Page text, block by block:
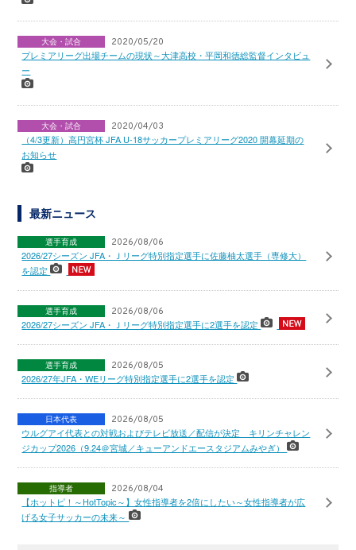
大会・試合 2020/05/20
プレミアリーグ出場チームの現状～大津高校・平岡和徳総監督インタビュ
ー
大会・試合 2020/04/03
（4/3更新）高円宮杯 JFA U-18サッカープレミアリーグ2020 開幕延期の
お知らせ
最新ニュース
選手育成 2026/08/06
2026/27シーズン JFA・Ｊリーグ特別指定選手に佐藤柚太選手（専修大）
を認定
選手育成 2026/08/06
2026/27シーズン JFA・Ｊリーグ特別指定選手に2選手を認定
選手育成 2026/08/05
2026/27年JFA・WEリーグ特別指定選手に2選手を認定
日本代表 2026/08/05
ウルグアイ代表との対戦およびテレビ放送／配信が決定 キリンチャレン
ジカップ2026（9.24＠宮城／キューアンドエースタジアムみやぎ）
指導者 2026/08/04
【ホットピ！～HotTopic～】女性指導者を2倍にしたい～女性指導者が広
げる女子サッカーの未来～